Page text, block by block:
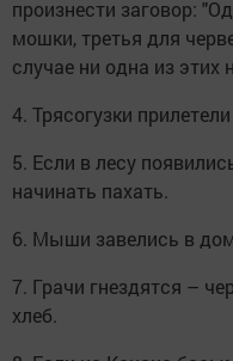
произнести заговор:
мошки, третья для
случае ни одна из этих
4. Трясогузки
5. Если в лесу
начинать пахать.
6. Мыши завелись в
7. Грачи гнездятся –
хлеб.